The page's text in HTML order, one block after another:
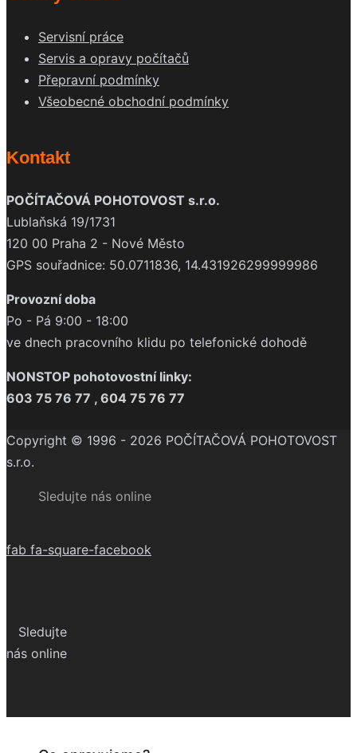
Servisní práce
Servis a opravy počítačů
Přepravní podmínky
Všeobecné obchodní podmínky
Kontakt
POČÍTAČOVÁ POHOTOVOST s.r.o.
Lublaňská 19/1731
120 00 Praha 2 - Nové Město
GPS souřadnice: 50.0711836, 14.431926299999986
Provozní doba
Po - Pá 9:00 - 18:00
ve dnech pracovního klidu po telefonické dohodě
NONSTOP pohotovostní linky:
603 75 76 77 , 604 75 76 77
Copyright © 1996 - 2026 POČÍTAČOVÁ POHOTOVOST
s.r.o.
Sledujte nás online
fab fa-square-facebook
Sledujte
nás online